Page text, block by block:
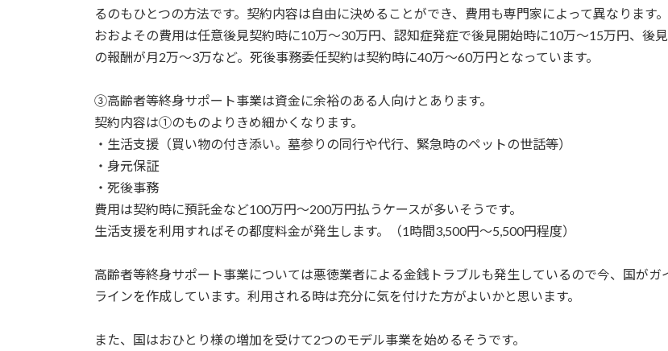
るのもひとつの方法です。契約内容は自由に決めることができ、費用も専門家によって異なります。
おおよその費用は任意後見契約時に10万～30万円、認知症発症で後見開始時に10万～15万円、後
の報酬が月2万～3万など。死後事務委任契約は契約時に40万～60万円となっています。
③高齢者等終身サポート事業は資金に余裕のある人向けとあります。
契約内容は①のものよりきめ細かくなります。
・生活支援（買い物の付き添い。墓参りの同行や代行、緊急時のペットの世話等）
・身元保証
・死後事務
費用は契約時に預託金など100万円～200万円払うケースが多いそうです。
生活支援を利用すればその都度料金が発生します。（1時間3,500円～5,500円程度）
高齢者等終身サポート事業については悪徳業者による金銭トラブルも発生しているので今、国がガ
ラインを作成しています。利用される時は充分に気を付けた方がよいかと思います。
また、国はおひとり様の増加を受けて2つのモデル事業を始めるそうです。